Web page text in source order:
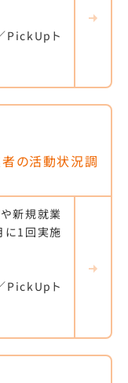
PickUpト
の活動状況調
新規就業
に1回実施
PickUpト